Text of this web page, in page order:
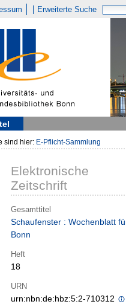
Erweiterte Suche
sind hier: E-Pflicht-Sammlung
Elektronische
Zeitschrift
Gesamttitel
Schaufenster : Wochenblatt
Bonn
Heft
18
URN
urn:nbn:de:hbz:5:2-710312